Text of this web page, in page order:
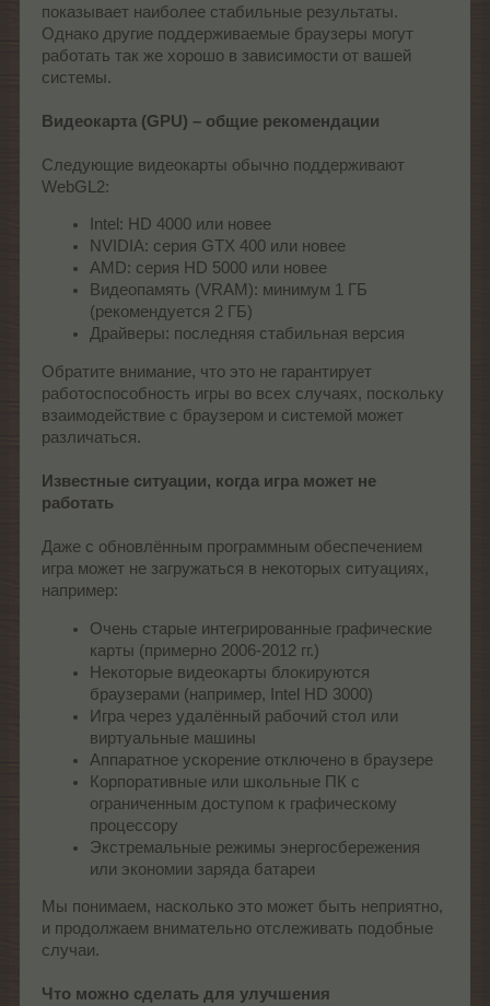
показывает наиболее стабильные результаты.
Однако другие поддерживаемые браузеры могут
работать так же хорошо в зависимости от вашей
системы.
Видеокарта (GPU) – общие рекомендации
Следующие видеокарты обычно поддерживают
WebGL2:
Intel: HD 4000 или новее
NVIDIA: серия GTX 400 или новее
AMD: серия HD 5000 или новее
Видеопамять (VRAM): минимум 1 ГБ
(рекомендуется 2 ГБ)
Драйверы: последняя стабильная версия
Обратите внимание, что это не гарантирует
работоспособность игры во всех случаях, поскольку
взаимодействие с браузером и системой может
различаться.
Известные ситуации, когда игра может не
работать
Даже с обновлённым программным обеспечением
игра может не загружаться в некоторых ситуациях,
например:
Очень старые интегрированные графические
карты (примерно 2006-2012 гг.)
Некоторые видеокарты блокируются
браузерами (например, Intel HD 3000)
Игра через удалённый рабочий стол или
виртуальные машины
Аппаратное ускорение отключено в браузере
Корпоративные или школьные ПК с
ограниченным доступом к графическому
процессору
Экстремальные режимы энергосбережения
или экономии заряда батареи
Мы понимаем, насколько это может быть неприятно,
и продолжаем внимательно отслеживать подобные
случаи.
Что можно сделать для улучшения